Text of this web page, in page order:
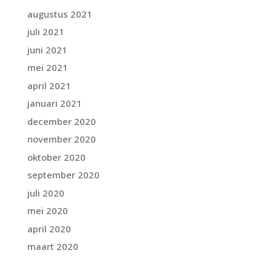
augustus 2021
juli 2021
juni 2021
mei 2021
april 2021
januari 2021
december 2020
november 2020
oktober 2020
september 2020
juli 2020
mei 2020
april 2020
maart 2020